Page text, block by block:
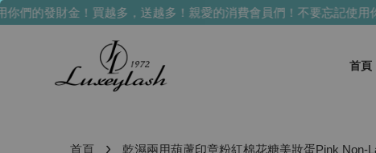
的發財金！買越多，送越多！親愛的消費會員們！不要忘記使用你
首頁
首頁 › 乾濕兩用葫蘆印章粉紅棉花糖美妝蛋Pink Non-